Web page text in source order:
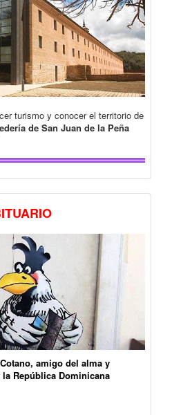
turismo y conocer el territorio de
de San Juan de la Peña
amigo del alma y
República Dominicana